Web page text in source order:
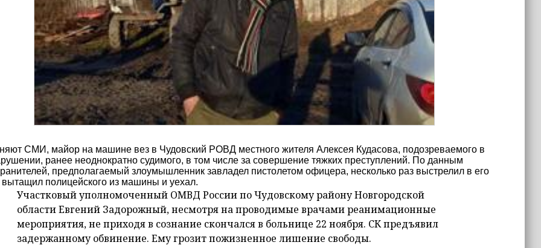
СМИ, майор на машине вез в Чудовский РОВД местного жителя Алексея Кудасова, подозреваемого в
ранее неоднократно судимого, в том числе за совершение тяжких преступлений. По данным
предполагаемый злоумышленник завладел пистолетом офицера, несколько раз выстрелил в его
вытащил полицейского из машины и уехал.
Участковый уполномоченный ОМВД России по Чудовскому району Новгородской
области Евгений Задорожный, несмотря на проводимые врачами реанимационные
мероприятия, не приходя в сознание скончался в больнице 22 ноября. СК предъявил
задержанному обвинение. Ему грозит пожизненное лишение свободы.